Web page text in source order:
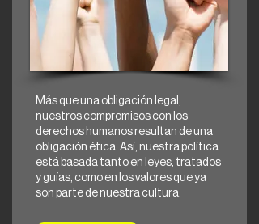
Más que una obligación legal,
nuestros compromisos con los
derechos humanos resultan de una
obligación ética. Así, nuestra política
está basada tanto en leyes, tratados
y guías, como en los valores que ya
son parte de nuestra cultura.